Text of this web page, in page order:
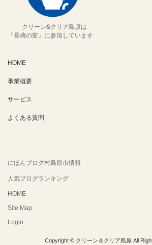
クリーン&クリア島原は
『長崎の変』に参加しています
HOME
事業概要
サービス
よくある質問
にほんブログ村島原市情報
人気ブログランキング
HOME
Site Map
Login
Copyright © クリーン＆クリア島原 All